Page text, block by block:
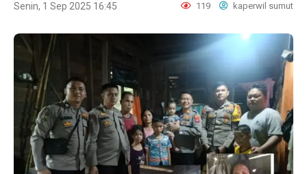
Senin, 1 Sep 2025 16:45 119 kaperwil sumut